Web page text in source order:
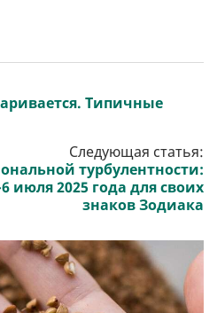
Типичные
Следующая статья:
турбулентности:
июля 2025 года для своих
знаков Зодиака